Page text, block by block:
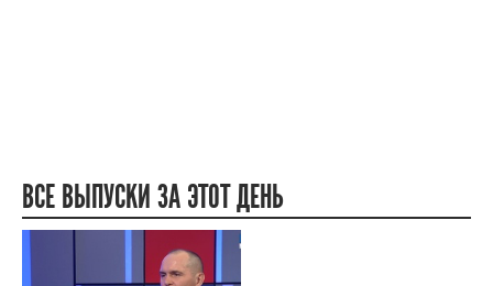
ВСЕ ВЫПУСКИ ЗА ЭТОТ ДЕНЬ